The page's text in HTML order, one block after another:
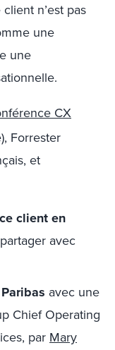
n’est pas
une
une
CX
Forrester
et
client en
avec
avec une
Chief Operating
par Mary